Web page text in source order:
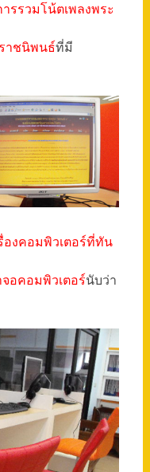
ารรวมโน้ตเพลงพระ
าชนิพนธ์ที่มี
องคอมพิวเตอร์ที่ทัน
อคอมพิวเตอร์นับว่า